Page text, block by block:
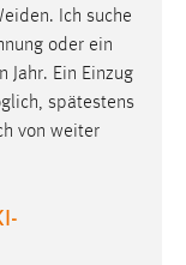
. Ich suche
oder ein
Jahr. Ein Einzug
spätestens
von weiter